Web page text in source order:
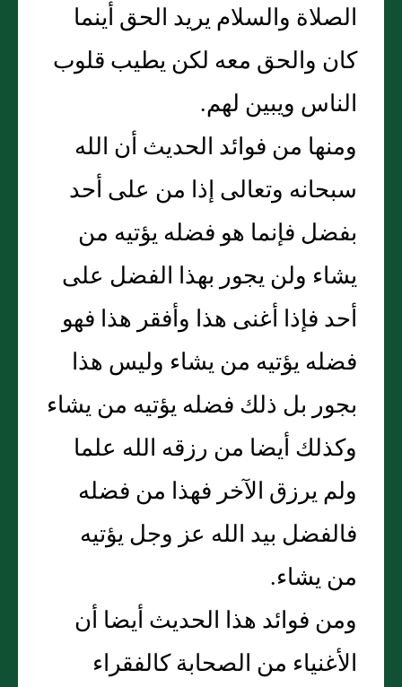
الصلاة والسلام يريد الحق أينما
كان والحق معه لكن يطيب قلوب
الناس ويبين لهم.
ومنها من فوائد الحديث أن الله
سبحانه وتعالى إذا من على أحد
بفضل فإنما هو فضله يؤتيه من
يشاء ولن يجور بهذا الفضل على
أحد فإذا أغنى هذا وأفقر هذا فهو
فضله يؤتيه من يشاء وليس هذا
بجور بل ذلك فضله يؤتيه من يشاء
وكذلك أيضا من رزقه الله علما
ولم يرزق الآخر فهذا من فضله
فالفضل بيد الله عز وجل يؤتيه
من يشاء.
ومن فوائد هذا الحديث أيضا أن
الأغنياء من الصحابة كالفقراء